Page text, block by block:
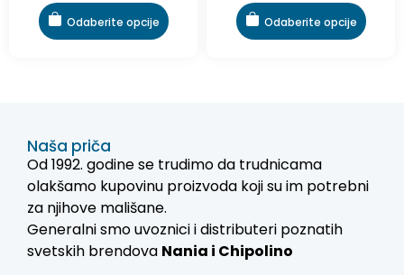
Odaberite opcije Odaberite opcije
Naša priča
Od 1992. godine se trudimo da trudnicama
olakšamo kupovinu proizvoda koji su im potrebni
za njihove mališane.
Generalni smo uvoznici i distributeri poznatih
svetskih brendova Nania i Chipolino